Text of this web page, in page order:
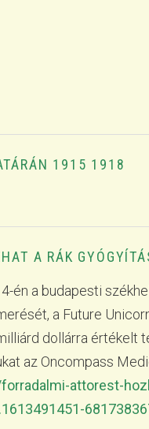
1915 1918
A RÁK
én a budapesti
a Future
dollárra értékelt
az Oncompass
attorest-